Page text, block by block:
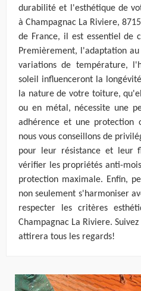
durabilité et l'esthétique de
à Champagnac La Riviere,
de France, il est essentiel de
Premièrement, l'adaptation
variations de température,
soleil influenceront la
la nature de votre toiture,
ou en métal, nécessite une
adhérence et une protection
nous vous conseillons de
pour leur résistance et leur
vérifier les propriétés anti-
protection maximale. Enfin,
non seulement s'harmoniser
respecter les critères
Champagnac La Riviere.
attirera tous les regards!